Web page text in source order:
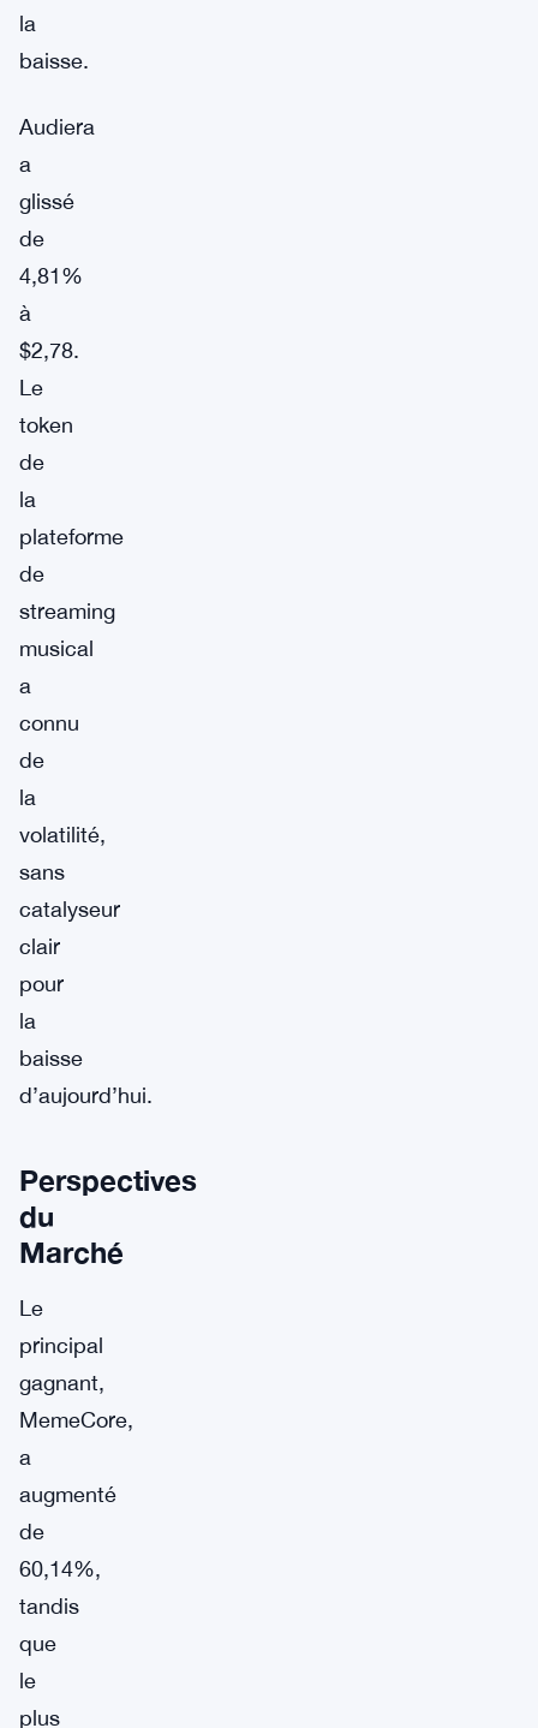
la
baisse.
Audiera
a
glissé
de
4,81%
à
$2,78.
Le
token
de
la
plateforme
de
streaming
musical
a
connu
de
la
volatilité,
sans
catalyseur
clair
pour
la
baisse
d’aujourd’hui.
Perspectives
du
Marché
Le
principal
gagnant,
MemeCore,
a
augmenté
de
60,14%,
tandis
que
le
plus